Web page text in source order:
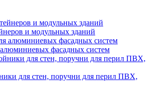
и модульных зданий
фасадных систем
для стен, поручни для перил ПВХ,